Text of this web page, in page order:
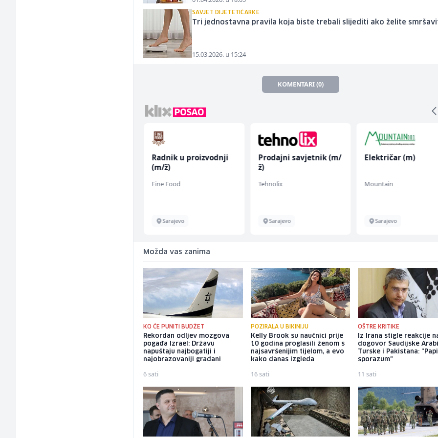
SAVJET DIJETETIČARKE
Tri jednostavna pravila koja biste trebali slijediti ako želite
15.03.2026. u 15:24
KOMENTARI (0)
Radnik u proizvodnji
(m/ž)
Fine Food
Sarajevo
Prodajni savjetnik (m/
ž)
Tehnolix
Sarajevo
Električar (m)
Mountain
Sarajevo
Možda vas zanima
KO ĆE PUNITI BUDŽET
Rekordan odljev mozgova
pogađa Izrael: Državu
napuštaju najbogatiji i
najobrazovaniji građani
6 sati
POZIRALA U BIKINIJU
Kelly Brook su naučnici prije
10 godina proglasili ženom s
najsavršenijim tijelom, a evo
kako danas izgleda
16 sati
OŠTRE KRITIKE
Iz Irana stigle reakcije
dogovor Saudijske
Turske i Pakistana:
sporazum"
11 sati